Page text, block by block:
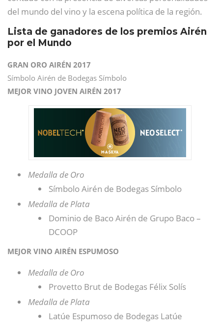
del mundo del vino y la escena política de la región.
Lista de ganadores de los premios Airén
por el Mundo
GRAN ORO AIRÉN 2017
Símbolo Airén de Bodegas Símbolo
MEJOR VINO JOVEN AIRÉN 2017
Medalla de Oro
Símbolo Airén de Bodegas Símbolo
Medalla de Plata
Dominio de Baco Airén de Grupo Baco –
DCOOP
MEJOR VINO AIRÉN ESPUMOSO
Medalla de Oro
Provetto Brut de Bodegas Félix Solís
Medalla de Plata
Latúe Espumoso de Bodegas Latúe